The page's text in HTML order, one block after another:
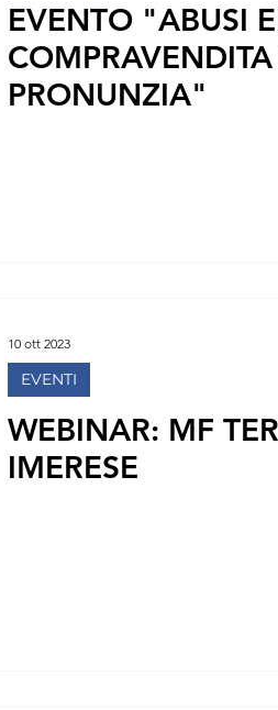
EVENTO "ABUSI
PRONUNZIA"
WEBINAR: MF
IMERESE
EVENTI
10 ott 2023